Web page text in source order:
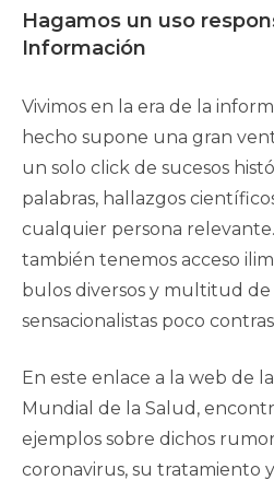
Hagamos un uso
Información
Vivimos en la era de la
hecho supone una gran
un solo click de sucesos
palabras, hallazgos
cualquier persona
también tenemos acceso
bulos diversos y multitud de
sensacionalistas poco
En este enlace a la web de
Mundial de la Salud,
ejemplos sobre dichos
coronavirus, su tratamiento